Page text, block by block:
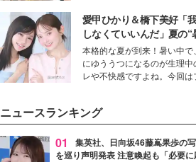
ションの完成度を高めるベー
して、“髪そのものの美しさ”に
めて注目する人が増えている様
子。今回は、そんな憧れの艶
な髪を日常で叶える、美容好
女性たちのヘアケア事情を紹
愛甲ひかり＆橋下美好「
しなくていいんだ」夏の“
対策”の新しい選択肢とは？
本格的な夏が到来！暑い中で
にゆううつになるのが生理中
レや不快感ですよね。今回は
好さんを迎えて本音で女子会
ク。猛暑のお出かけを快適に
すヒントや、2人が感動した
生理の新常識にも迫りました
ニュースランキング
01
集英社、日向坂46藤嶌果歩の
を巡り声明発表 注意喚起も「必要に